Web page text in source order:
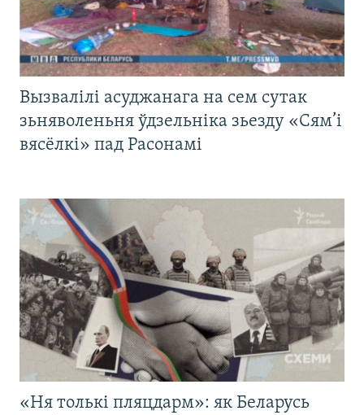
Вызвалілі асуджанага на сем сутак
зьняволеньня ўдзельніка зьезду «Сям’і
вясёлкі» пад Расонамі
«Ня толькі пляцдарм»: як Беларусь